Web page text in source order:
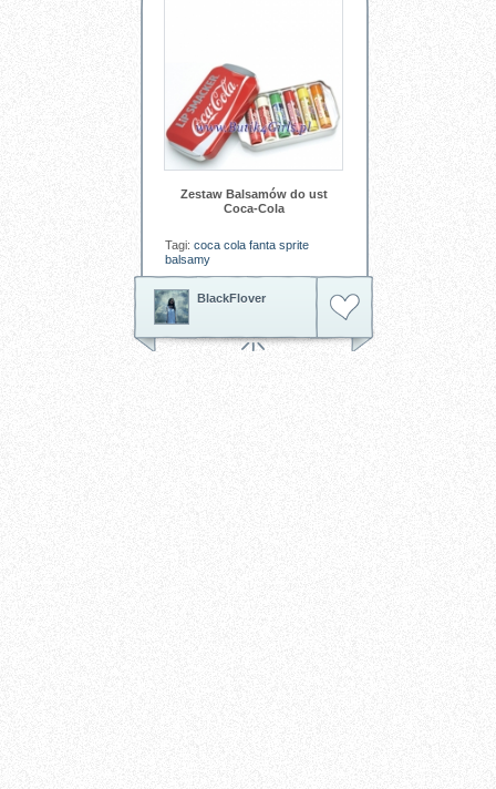
Zestaw Balsamów do ust
Coca-Cola
Tagi: coca cola fanta sprite
balsamy
BlackFlover